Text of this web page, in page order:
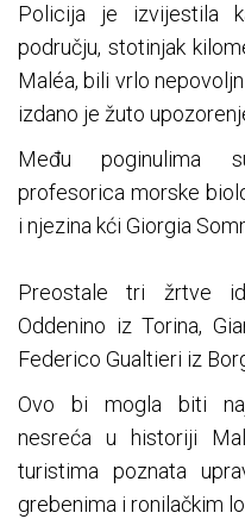
Policija je izvijestila
području, stotinjak
Maléa, bili vrlo
izdano je žuto
Među poginulima
profesorica morske
i njezina kći Giorgia
Preostale tri žrtve
Oddenino iz Torina,
Federico Gualtieri iz
Ovo bi mogla biti
nesreća u historiji
turistima poznata
grebenima i ronilačkim